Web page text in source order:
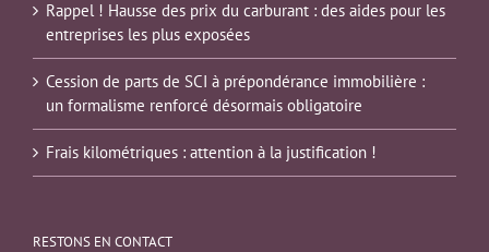
Rappel ! Hausse des prix du carburant : des aides pour les
entreprises les plus exposées
Cession de parts de SCI à prépondérance immobilière :
un formalisme renforcé désormais obligatoire
Frais kilométriques : attention à la justification !
RESTONS EN CONTACT